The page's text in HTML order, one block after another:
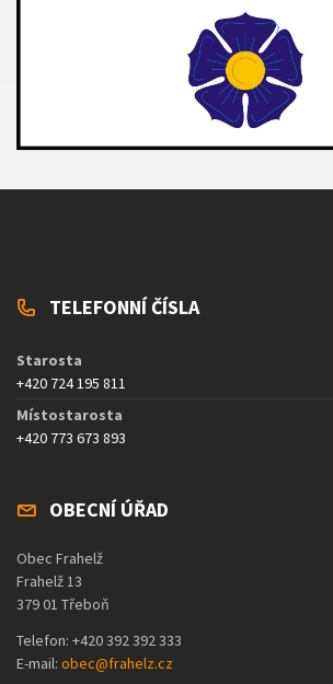
TELEFONNÍ ČÍSLA
Starosta
+420 724 195 811
Místostarosta
+420 773 673 893
OBECNÍ ÚŘAD
Obec Frahelž
Frahelž 13
379 01 Třeboň
Telefon: +420 392 392 333
E-mail: obec@frahelz.cz